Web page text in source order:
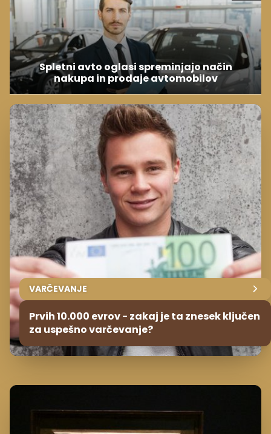
Spletni avto oglasi spreminjajo način
nakupa in prodaje avtomobilov
VARČEVANJE
Prvih 10.000 evrov - zakaj je ta znesek ključen
za uspešno varčevanje?